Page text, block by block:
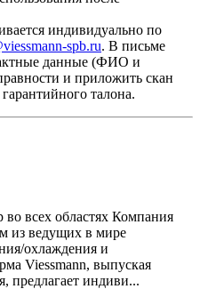
индивидуально по
spb.ru. В письме
данные (ФИО и
и приложить скан
талона.
всех областях Компания
из ведущих в мире
охлаждения и
Viessmann, выпуская
предлагает индиви...